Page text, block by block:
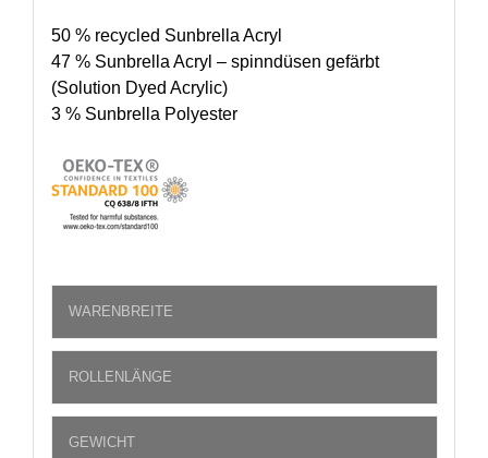
50 % recycled Sunbrella Acryl
47 % Sunbrella Acryl – spinndüsen gefärbt
(Solution Dyed Acrylic)
3 % Sunbrella Polyester
WARENBREITE
ROLLENLÄNGE
GEWICHT